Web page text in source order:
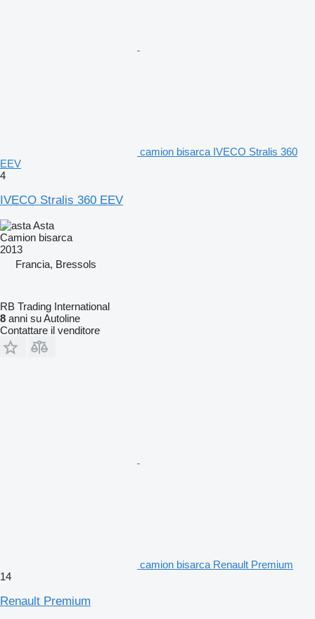
camion bisarca IVECO Stralis 360
EEV
4
IVECO Stralis 360 EEV
Asta
Camion bisarca
2013
Francia, Bressols
RB Trading International
8 anni su Autoline
Contattare il venditore
camion bisarca Renault Premium
14
Renault Premium